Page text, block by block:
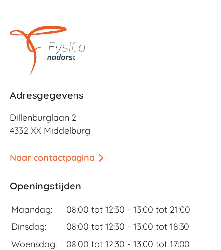
Adresgegevens
Dillenburglaan 2
4332 XX Middelburg
Naar contactpagina
Openingstijden
Maandag: 08:00 tot 12:30 - 13:00 tot 21:00
Dinsdag:
08:00 tot 12:30 - 13:00 tot 18:30
Woensdag:
08:00 tot 12:30 - 13:00 tot 17:00